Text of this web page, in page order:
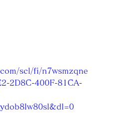
scl/fi/n7wsmzqne
2D8C-400F-81CA-